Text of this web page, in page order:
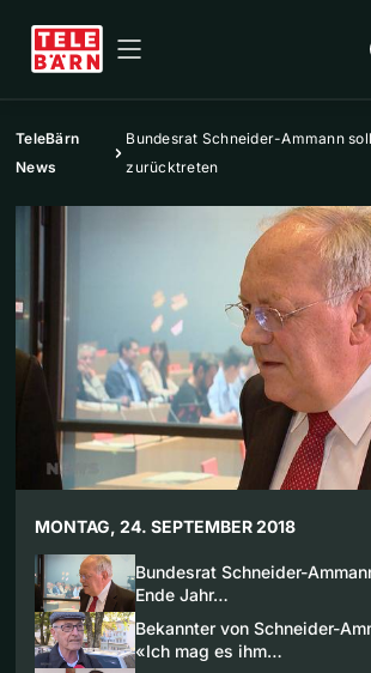
TeleBärn
News
Bundesrat Schneider-Ammann
zurücktreten
MONTAG, 24. SEPTEMBER 2018
Bundesrat Schneider-
Ende Jahr…
Bekannter von Schneider-
«Ich mag es ihm…